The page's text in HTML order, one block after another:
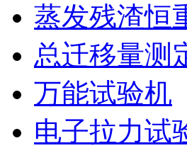
蒸发残渣恒
总迁移量测
万能试验机
电子拉力试